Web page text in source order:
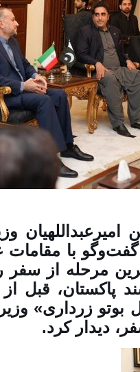
امیرعبداللهیان
با مقامات
مرحله از
پاکستان، قبل
بوتو زرداری»
دیدار کرد.